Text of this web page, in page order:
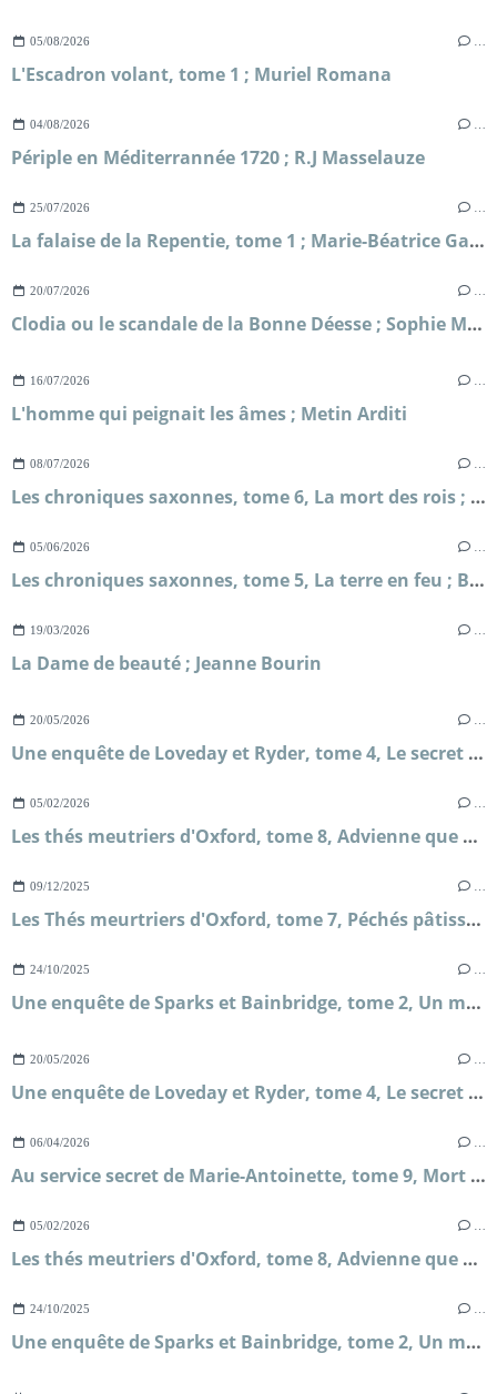
05/08/2026
L'Escadron volant, tome 1 ; Muriel Romana
04/08/2026
Périple en Méditerrannée 1720 ; R.J Masselauze
25/07/2026
La falaise de la Repentie, tome 1 ; Marie-Béatrice Gauvin
20/07/2026
Clodia ou le scandale de la Bonne Déesse ; Sophie Malick-Prunier
16/07/2026
L'homme qui peignait les âmes ; Metin Arditi
08/07/2026
Les chroniques saxonnes, tome 6, La mort des rois ; Bernard Cornwell
05/06/2026
Les chroniques saxonnes, tome 5, La terre en feu ; Bernard Cornwell
19/03/2026
La Dame de beauté ; Jeanne Bourin
20/05/2026
Une enquête de Loveday et Ryder, tome 4, Le secret de Briar's Hall ; Faith Martin
05/02/2026
Les thés meutriers d'Oxford, tome 8, Advienne que mourra ; H.Y Hanna
09/12/2025
Les Thés meurtriers d'Oxford, tome 7, Péchés pâtissiers ; H.Y Hanna
24/10/2025
Une enquête de Sparks et Bainbridge, tome 2, Un mariage royal ; Allison Montclair
20/05/2026
Une enquête de Loveday et Ryder, tome 4, Le secret de Briar's Hall ; Faith Martin
06/04/2026
Au service secret de Marie-Antoinette, tome 9, Mort sur le fil ; Frédéric Lenormand
05/02/2026
Les thés meutriers d'Oxford, tome 8, Advienne que mourra ; H.Y Hanna
24/10/2025
Une enquête de Sparks et Bainbridge, tome 2, Un mariage royal ; Allison Montclair